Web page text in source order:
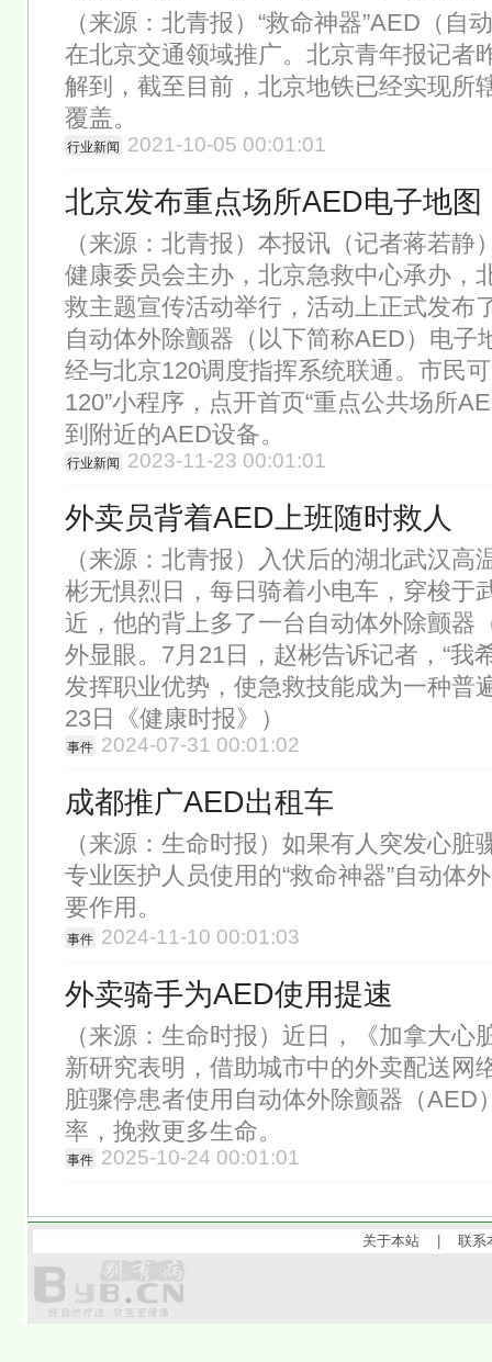
（来源：北青报）“救命神器”AED（自
在北京交通领域推广。北京青年报记者
解到，截至目前，北京地铁已经实现所
覆盖。
行业新闻 2021-10-05 00:01:01
北京发布重点场所AED电子地图
（来源：北青报）本报讯（记者蒋若静
健康委员会主办，北京急救中心承办，
救主题宣传活动举行，活动上正式发布
自动体外除颤器（以下简称AED）电子
经与北京120调度指挥系统联通。市民
120”小程序，点开首页“重点公共场所
到附近的AED设备。
行业新闻 2023-11-23 00:01:01
外卖员背着AED上班随时救人
（来源：北青报）入伏后的湖北武汉高
彬无惧烈日，每日骑着小电车，穿梭于
近，他的背上多了一台自动体外除颤器
外显眼。7月21日，赵彬告诉记者，“我
发挥职业优势，使急救技能成为一种普
23日《健康时报》）
事件 2024-07-31 00:01:02
成都推广AED出租车
（来源：生命时报）如果有人突发心脏
专业医护人员使用的“救命神器”自动体
要作用。
事件 2024-11-10 00:01:03
外卖骑手为AED使用提速
（来源：生命时报）近日，《加拿大心
新研究表明，借助城市中的外卖配送网
脏骤停患者使用自动体外除颤器（AED
率，挽救更多生命。
事件 2025-10-24 00:01:01
关于本站 |联系